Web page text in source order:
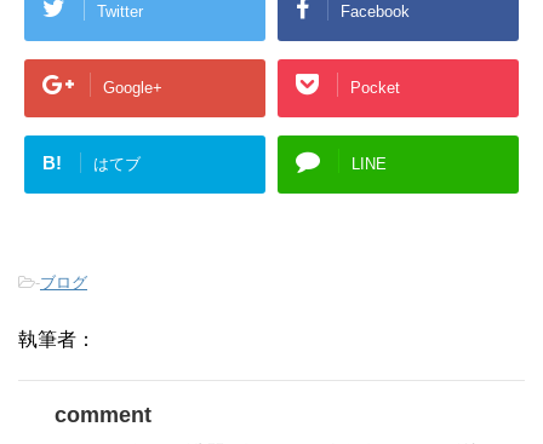
Twitter Facebook
Google+ Pocket
B! はてブ LINE
-ブログ
執筆者：
comment